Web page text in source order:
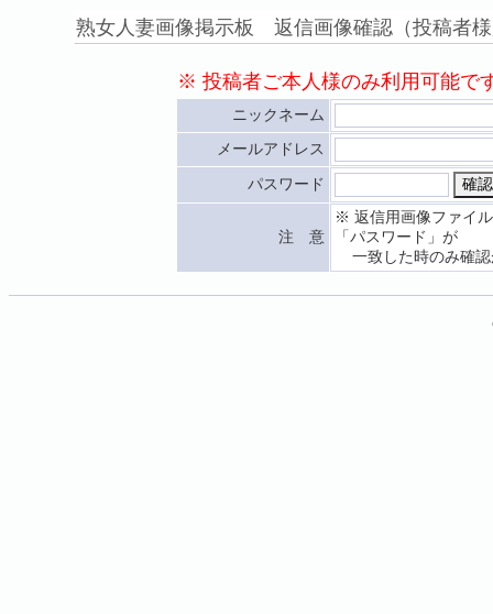
熟女人妻画像掲示板 返信画像確認（投稿者
※ 投稿者ご本人様のみ利用可能
ニックネーム
メールアドレス
パスワード
注 意
※ 返信用画像ファイ
「パスワード」が
一致した時のみ確認